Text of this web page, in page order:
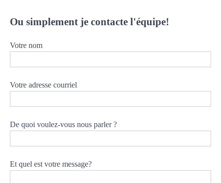
Ou simplement je contacte l'équipe!
Votre nom
Votre adresse courriel
De quoi voulez-vous nous parler ?
Et quel est votre message?